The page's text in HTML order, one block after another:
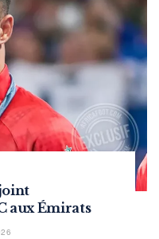
aux Émirats